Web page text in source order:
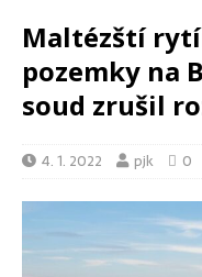
Maltézští
pozemky na
soud zrušil
4. 1. 2022 pjk 0